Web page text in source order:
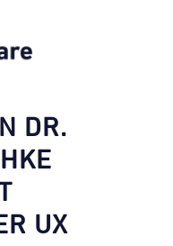
DR.
UX